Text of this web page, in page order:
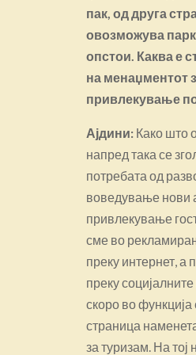
пак, од друга
овозможува
опстои. Каква е
на менаџментот
привлекување
Ајдини: Како што
напред така се
потребата од
воведување нови
привлекување
сме во
преку интернет, а
преку
скоро во
страница
за туризам. На тој